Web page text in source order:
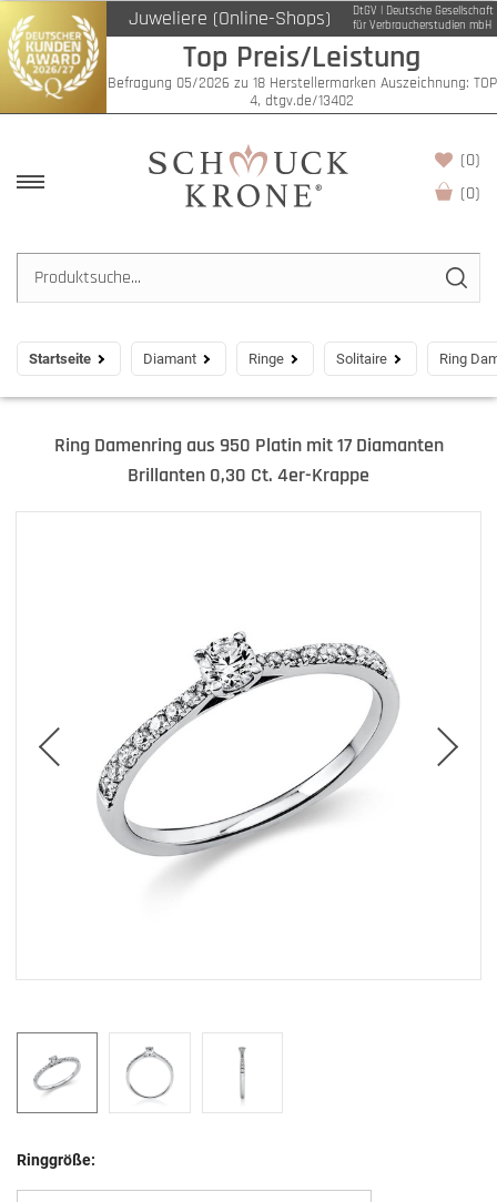
Juweliere (Online-Shops)
DtGV | Deutsche Gesellschaft
für Verbraucherstudien mbH
Top Preis/Leistung
Befragung 05/2026 zu 18 Herstellermarken Auszeichnung: TOP
4, dtgv.de/13402
(0)
(0)
Startseite Diamant Ringe Solitaire Ring
Ring Damenring aus 950 Platin mit 17 Diamanten
Brillanten 0,30 Ct. 4er-Krappe
Ringgröße: